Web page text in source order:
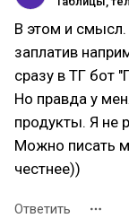
В этом и
заплатив
сразу в ТГ бот
Но правда у
продукты. Я не
Можно писать
честнее))
Ответить